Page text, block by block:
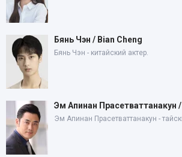
Бянь Чэн / Bian Cheng
Бянь Чэн - китайский актер.
Эм Апинан Прасетваттанакун
Эм Апинан Прасетваттанакун -